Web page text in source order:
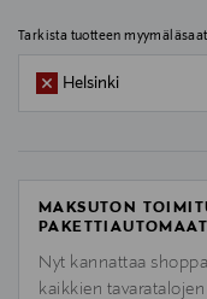
Tarkista tuotteen
Helsinki
MAKSUTON
Nyt kannattaa
kaikkien